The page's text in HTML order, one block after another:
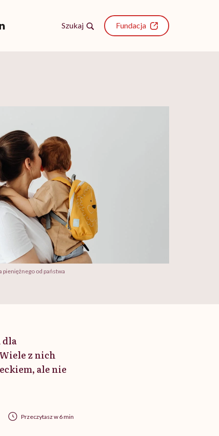
Szukaj Fundacja
pieniężnego od państwa
dla
z nich
ale nie
Przeczytasz w 6 min